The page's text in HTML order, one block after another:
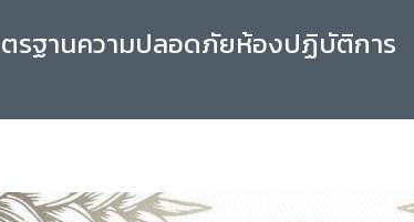
รฐานความปลอดภัยห้องปฏิบัติการ